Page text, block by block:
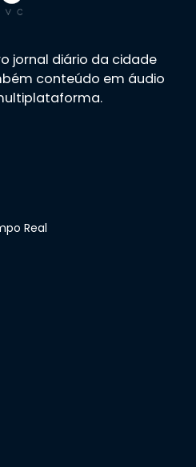
jornal diário da cidade
conteúdo em áudio
Real